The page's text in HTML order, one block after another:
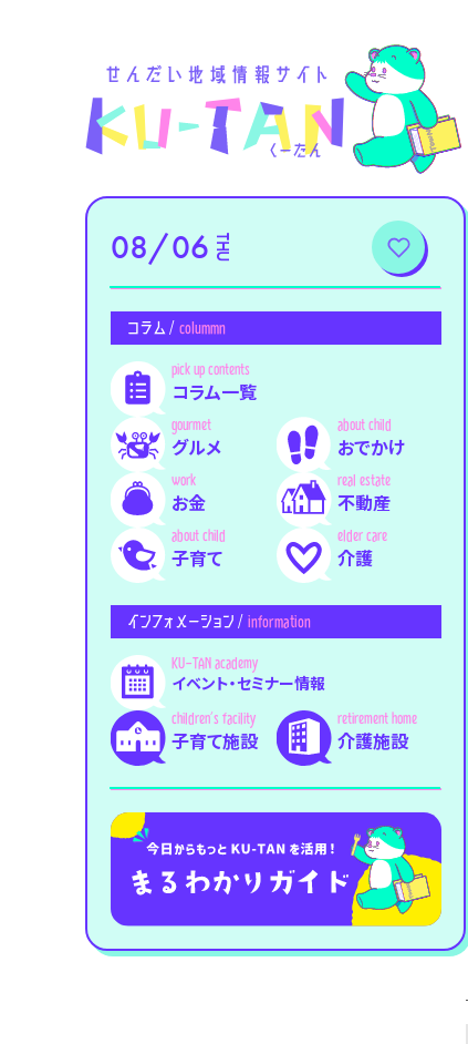
08/06 THU
コラム / colummn
コラム一覧
グルメ おでかけ
お金 不動産
子育て 介護
インフォメーション / information
イベント・セミナー情報
子育て施設 介護施設